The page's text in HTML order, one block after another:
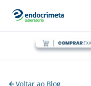
Voltar ao Blog